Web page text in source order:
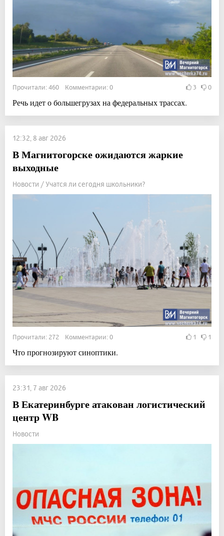
Прочитали: 460 Комментарии: 0 3 0
Речь идет о большегрузах на федеральных трассах.
12:32, 8 авг 2026
В Магнитогорске ожидаются жаркие
выходные
Новости / Учатся ли сегодня школьники?
Прочитали: 272 Комментарии: 0 1 1
Что прогнозируют синоптики.
23:31, 7 авг 2026
В Екатеринбурге атакован логистический
центр WB
Новости